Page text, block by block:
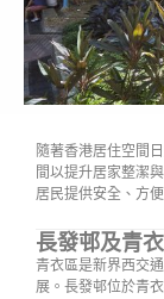
隨著香港居住空間
間以提升居家整潔
居民提供安全、方
長發邨及青
青衣區是新界西交
展。長發邨位於青